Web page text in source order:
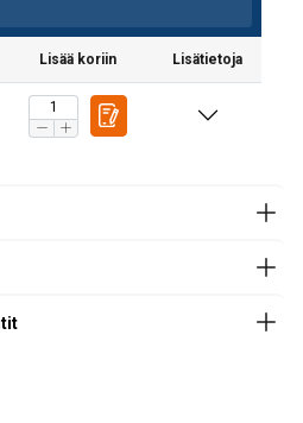
Lisää koriin Lisätietoja
20250912.pdf